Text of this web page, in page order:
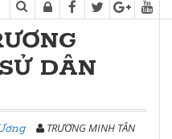
DÂN
TRƯƠNG MINH TÂN